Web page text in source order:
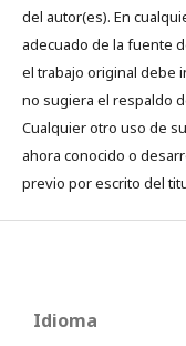
del autor(es). En
adecuado de la fuente
el trabajo original debe
no sugiera el respaldo
Cualquier otro uso de
ahora conocido o
previo por escrito del
Idioma